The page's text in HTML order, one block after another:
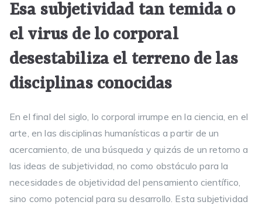
Esa subjetividad tan temida o
el virus de lo corporal
desestabiliza el terreno de las
disciplinas conocidas
En el final del siglo, lo corporal irrumpe en la ciencia, en el
arte, en las disciplinas humanísticas a partir de un
acercamiento, de una búsqueda y quizás de un retorno a
las ideas de subjetividad, no como obstáculo para la
necesidades de objetividad del pensamiento científico,
sino como potencial para su desarrollo. Esta subjetividad